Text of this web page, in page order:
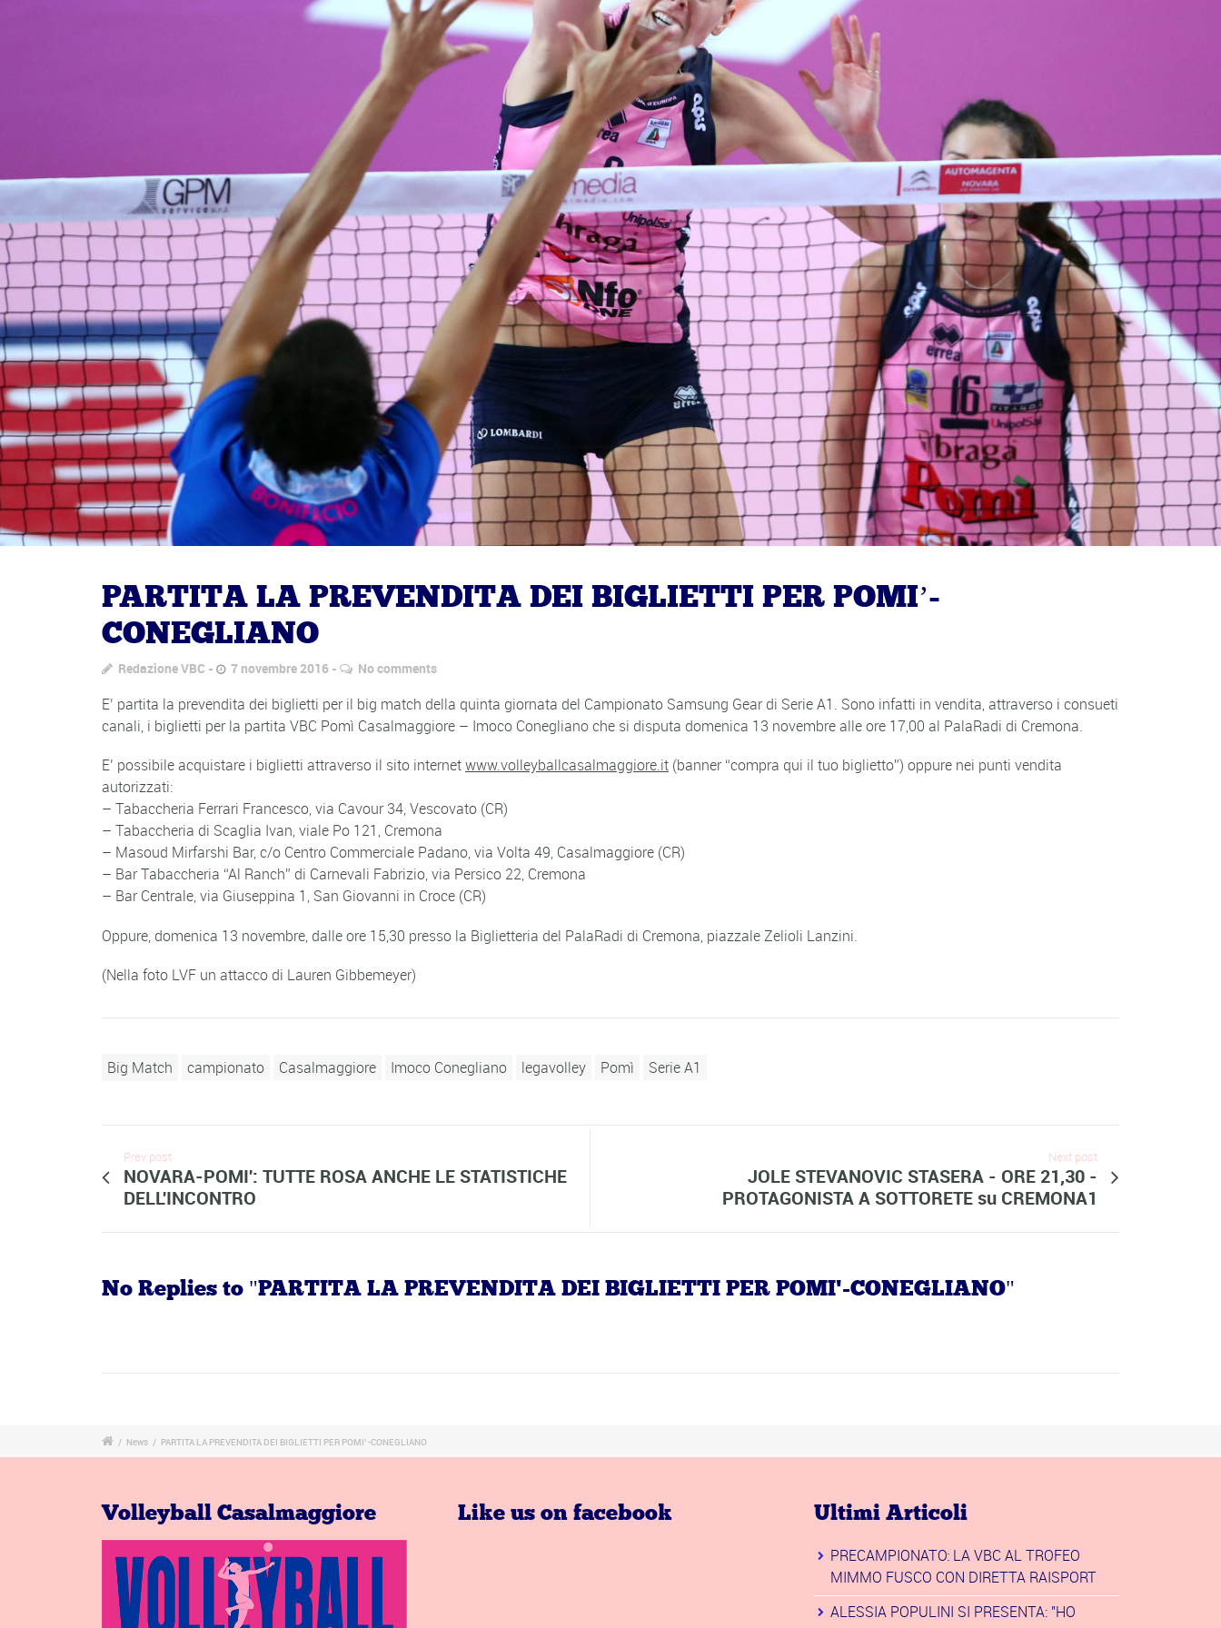
PARTITA LA PREVENDITA DEI BIGLIETTI PER POMI’-
CONEGLIANO
Redazione VBC 7 novembre 2016 No comments
E’ partita la prevendita dei biglietti per il big match della quinta giornata del Campionato Samsung Gear di Serie A1. Sono infatti in vendita, attraverso i consueti
canali, i biglietti per la partita VBC Pomì Casalmaggiore – Imoco Conegliano che si disputa domenica 13 novembre alle ore 17,00 al PalaRadi di Cremona.
E’ possibile acquistare i biglietti attraverso il sito internetwww.volleyballcasalmaggiore.it (banner “compra qui il tuo biglietto”) oppure nei punti vendita
autorizzati:
– Tabaccheria Ferrari Francesco, via Cavour 34, Vescovato (CR)
– Tabaccheria di Scaglia Ivan, viale Po 121, Cremona
– Masoud Mirfarshi Bar, c/o Centro Commerciale Padano, via Volta 49, Casalmaggiore (CR)
– Bar Tabaccheria “Al Ranch” di Carnevali Fabrizio, via Persico 22, Cremona
– Bar Centrale, via Giuseppina 1, San Giovanni in Croce (CR)
Oppure, domenica 13 novembre, dalle ore 15,30 presso la Biglietteria del PalaRadi di Cremona, piazzale Zelioli Lanzini.
(Nella foto LVF un attacco di Lauren Gibbemeyer)
Big Match campionato Casalmaggiore Imoco Conegliano legavolley Pomì Serie A1
Prev post
NOVARA-POMI': TUTTE ROSA ANCHE LE STATISTICHE
DELL'INCONTRO
Next post
JOLE STEVANOVIC STASERA - ORE 21,30 -
PROTAGONISTA A SOTTORETE su CREMONA1
No Replies to "PARTITA LA PREVENDITA DEI BIGLIETTI PER POMI'-CONEGLIANO"
/ News / PARTITA LA PREVENDITA DEI BIGLIETTI PER POMI’-CONEGLIANO
Volleyball Casalmaggiore Like us on facebook Ultimi Articoli
PRECAMPIONATO: LA VBC AL TROFEO
MIMMO FUSCO CON DIRETTA RAISPORT
ALESSIA POPULINI SI PRESENTA: "HO